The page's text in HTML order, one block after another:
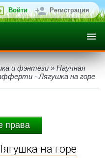
Войти Регистрация
и фэнтези » Научная
- Лягушка на горе
права
на горе